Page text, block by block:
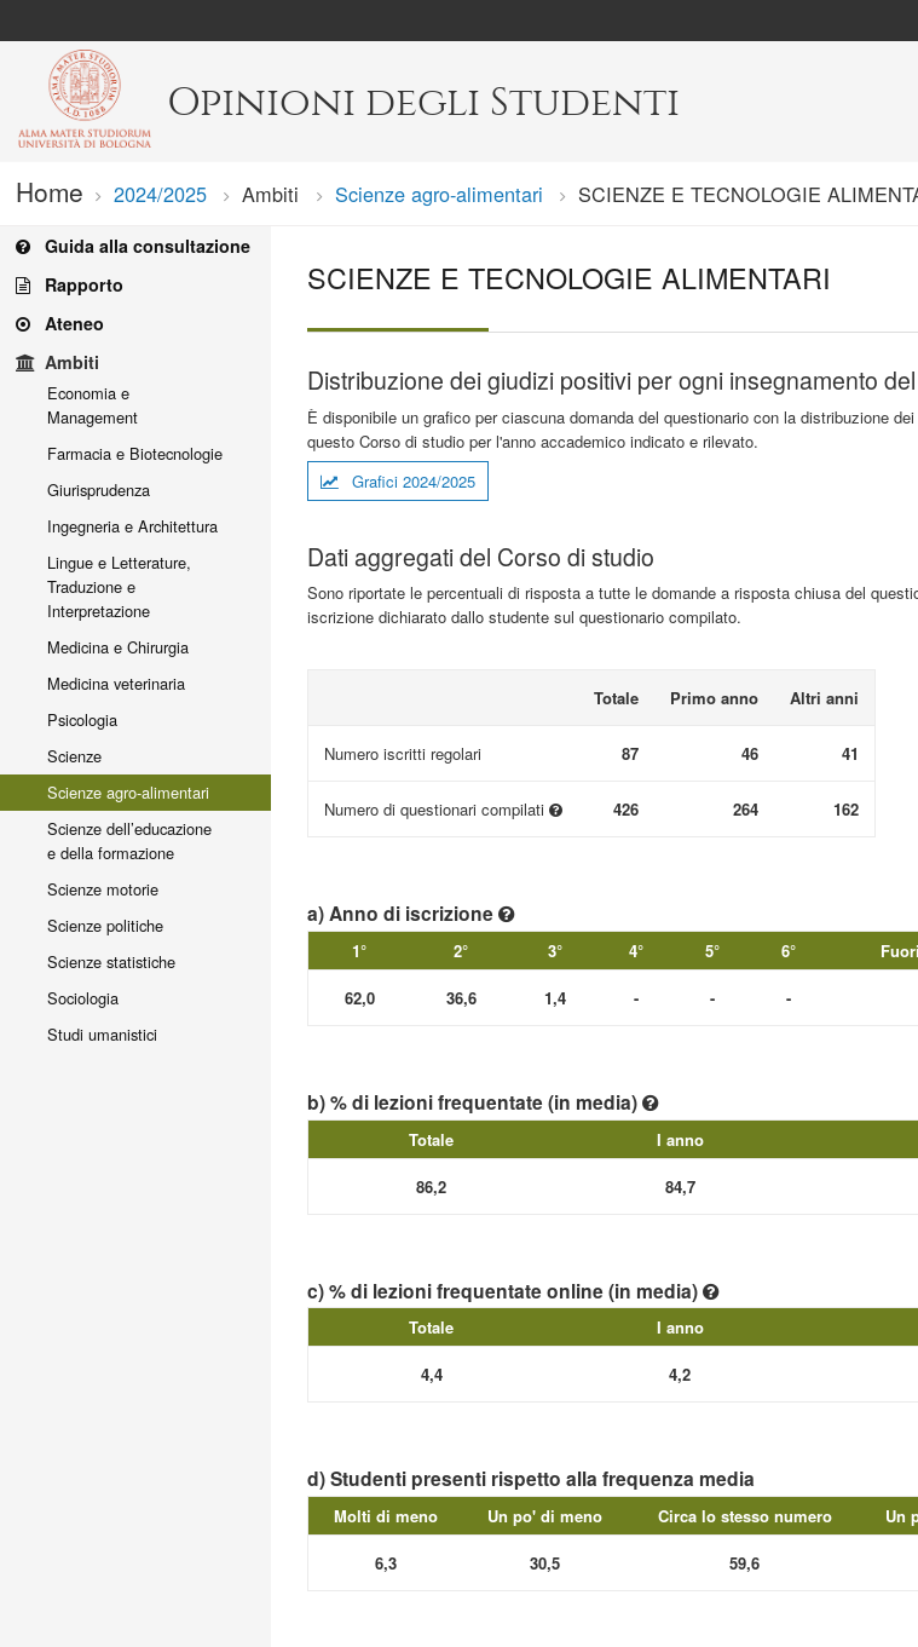
Opinioni degli Studenti
Home 2024/2025 Ambiti Scienze agro-alimentari Current:
SCIENZE E TECNOLOGIE
Guida alla consultazione
Rapporto
Ateneo
Ambiti
Economia e
Management
Farmacia e Biotecnologie
Giurisprudenza
Ingegneria e Architettura
Lingue e Letterature,
Traduzione e
Interpretazione
Medicina e Chirurgia
Medicina veterinaria
Psicologia
Scienze
Scienze agro-alimentari
Scienze dell’educazione
e della formazione
Scienze motorie
Scienze politiche
Scienze statistiche
Sociologia
Studi umanistici
SCIENZE E TECNOLOGIE ALIMENTARI
Distribuzione dei giudizi positivi per ogni insegnamento
È disponibile un grafico per ciascuna domanda del questionario con la distribuzione
questo Corso di studio per l'anno accademico indicato e rilevato.
Grafici 2024/2025
Dati aggregati del Corso di studio
Sono riportate le percentuali di risposta a tutte le domande a risposta chiusa del
iscrizione dichiarato dallo studente sul questionario compilato.
Totale Primo anno Altri anni
Numero iscritti regolari 87 46 41
Numero di questionari compilati 426 264 162
a) Anno di iscrizione
1° 2° 3° 4° 5° 6°
62,0 36,6 1,4 - - -
b) % di lezioni frequentate (in media)
Totale I anno
86,2 84,7
c) % di lezioni frequentate online (in media)
Totale I anno
4,4 4,2
d) Studenti presenti rispetto alla frequenza media
Molti di meno Un po' di meno Circa lo stesso numero Un
6,3 30,5 59,6